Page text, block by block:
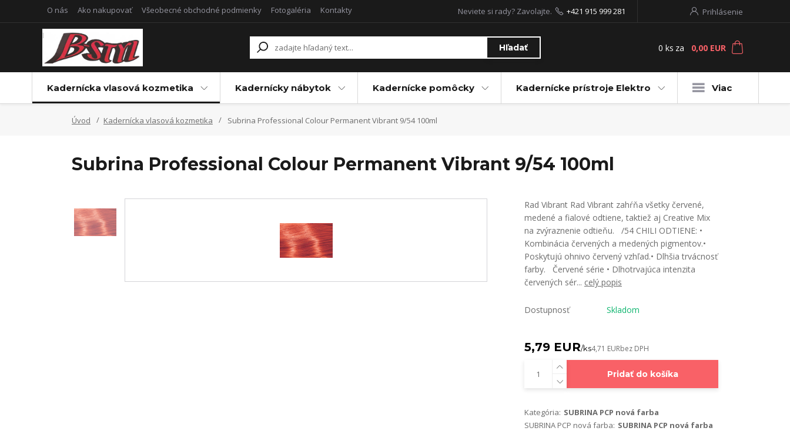
O nás Ako nakupovať Všeobecné obchodné podmienky Fotogaléria Kontakty Prihlásenie
Hľadať
Neviete si rady? Zavolajte. +421 915 999 281
0 ks za 0,00 EUR
Kadernícka vlasová kozmetika Kadernícky nábytok Kadernícke pomôcky Kadernícke prístroje Elektro Viac
Úvod Kadernícka vlasová kozmetika Subrina Professional Colour Permanent Vibrant 9/54 100ml
Subrina Professional Colour Permanent Vibrant 9/54 100ml
Rad Vibrant Rad Vibrant zahŕňa všetky červené,
medené a fialové odtiene, taktiež aj Creative Mix
na zvýraznenie odtieňu. /54 CHILI ODTIENE: •
Kombinácia červených a medených pigmentov.•
Poskytujú ohnivo červený vzhľad.• Dlhšia trvácnosť
farby. Červené série • Dlhotrvajúca intenzita
červených sér... celý popis
Dostupnosť Skladom
5,79 EUR/ks4,71 EURbez DPH
Pridať do košíka
Kategória: SUBRINA PCP nová farba
SUBRINA PCP nová farba: SUBRINA PCP nová farba